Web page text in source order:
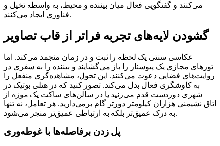
می‌کنند و گفتگویی فعال میان بیننده و محیط، به واسطه تخیل و
فناوری ایجاد می‌کنند.
گشودن لایه‌های تجربه فراتر از قاب تصاویر
عکاسی سنتی یک لحظه را ثبت و در زمان منجمد می‌کند. اما
تورهای مجازی یک پیوستار را باز می‌گشایند و بیننده را به سفری در
روایت‌های فضایی دعوت می‌کنند. این تحول، مشاهده‌گری منفعل را
به کاوشگری فعال بدل می‌کند. تصور کنید که در هتلی بوتیک در
شهری دوردست قدم می‌زنید یا در سالن‌های ساکت یک موزه از
اتاق نشیمنی هزاران کیلومتر دورتر گام برمی‌دارید. هر تعامل، نه تنها
به درک عمیق‌تر بلکه به ارتباطی عمیق‌تر منجر می‌شود.
پل زدن برفاصله‌ها با غوطه‌وری